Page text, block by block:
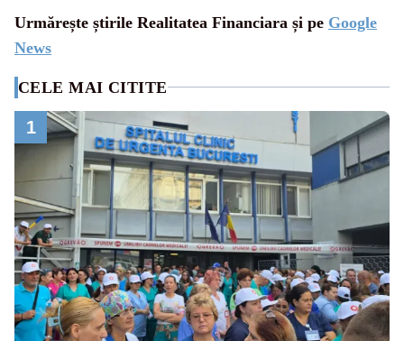
Urmărește știrile Realitatea Financiara și pe Google
News
CELE MAI CITITE
1